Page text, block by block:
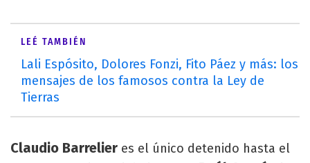
LEÉ TAMBIÉN
Lali Espósito, Dolores Fonzi, Fito Páez y más: los
mensajes de los famosos contra la Ley de
Tierras
Claudio Barrelier es el único detenido hasta el